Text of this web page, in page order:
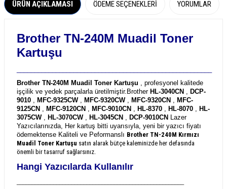
ÜRÜN AÇIKLAMASI ÖDEME SEÇENEKLERI YORUMLAR
Brother TN-240M Muadil Toner
Kartuşu
Brother TN-240M Muadil Toner Kartuşu , profesyonel kalitede
işçilik ve yedek parçalarla üretilmiştir. Brother HL-3040CN , DCP-
9010 , MFC-9325CW , MFC-9320CW , MFC-9320CN , MFC-
9125CN , MFC-9120CN , MFC-9010CN , HL-8370 , HL-8070 , HL-
3075CW , HL-3070CW , HL-3045CN , DCP-9010CN Lazer
Yazıcılarınızda, Her kartuş bitti uyarısıyla, yeni bir yazıcı fiyatı
ödemektense Kaliteli ve Peformanslı Brother TN-240M Kırmızı
Muadil Toner Kartuşu satın alarak bütçe kaleminizde her defasında
önemli bir tasarruf sağlarsınız.
Hangi Yazıcılarda Kullanılır